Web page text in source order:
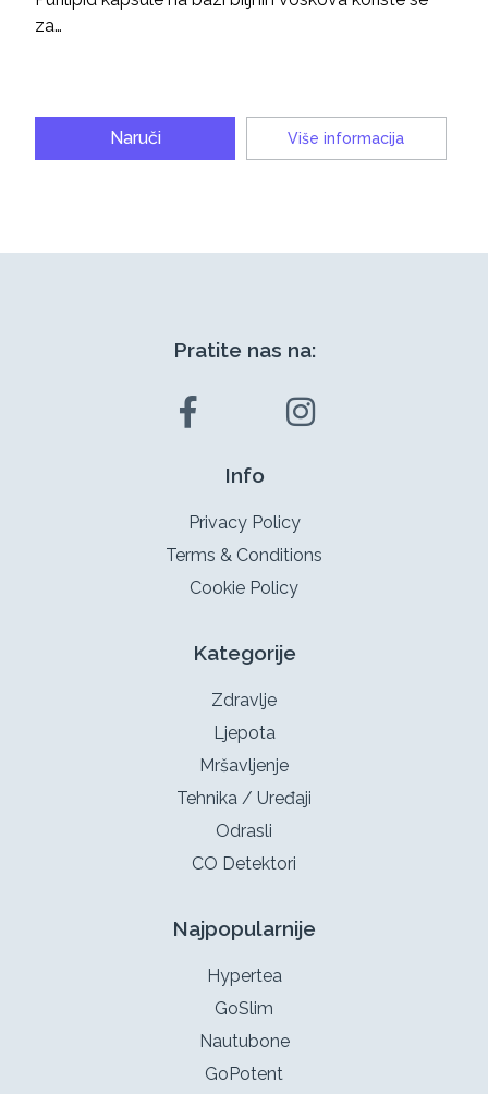
za…
Naruči Više informacija
Pratite nas na:
Info
Privacy Policy
Terms & Conditions
Cookie Policy
Kategorije
Zdravlje
Ljepota
Mršavljenje
Tehnika / Uređaji
Odrasli
CO Detektori
Najpopularnije
Hypertea
GoSlim
Nautubone
GoPotent